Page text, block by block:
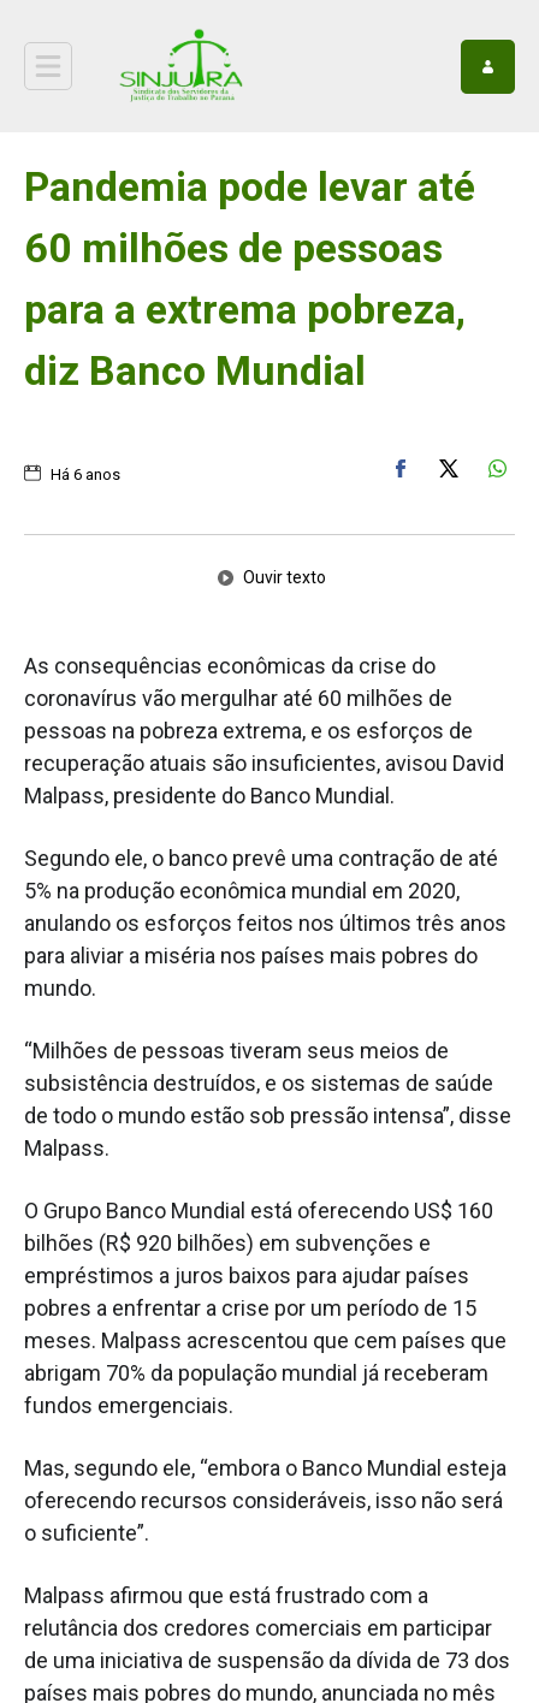
Pandemia pode levar até
60 milhões de pessoas
para a extrema pobreza,
diz Banco Mundial
Há 6 anos
Ouvir texto
As consequências econômicas da crise do
coronavírus vão mergulhar até 60 milhões de
pessoas na pobreza extrema, e os esforços de
recuperação atuais são insuficientes, avisou David
Malpass, presidente do Banco Mundial.
Segundo ele, o banco prevê uma contração de até
5% na produção econômica mundial em 2020,
anulando os esforços feitos nos últimos três anos
para aliviar a miséria nos países mais pobres do
mundo.
“Milhões de pessoas tiveram seus meios de
subsistência destruídos, e os sistemas de saúde
de todo o mundo estão sob pressão intensa”, disse
Malpass.
O Grupo Banco Mundial está oferecendo US$ 160
bilhões (R$ 920 bilhões) em subvenções e
empréstimos a juros baixos para ajudar países
pobres a enfrentar a crise por um período de 15
meses. Malpass acrescentou que cem países que
abrigam 70% da população mundial já receberam
fundos emergenciais.
Mas, segundo ele, “embora o Banco Mundial esteja
oferecendo recursos consideráveis, isso não será
o suficiente”.
Malpass afirmou que está frustrado com a
relutância dos credores comerciais em participar
de uma iniciativa de suspensão da dívida de 73 dos
países mais pobres do mundo, anunciada no mês